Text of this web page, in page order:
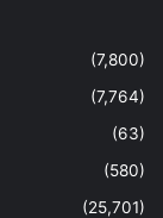
(7,800)
(7,764)
(63)
(580)
(25,701)